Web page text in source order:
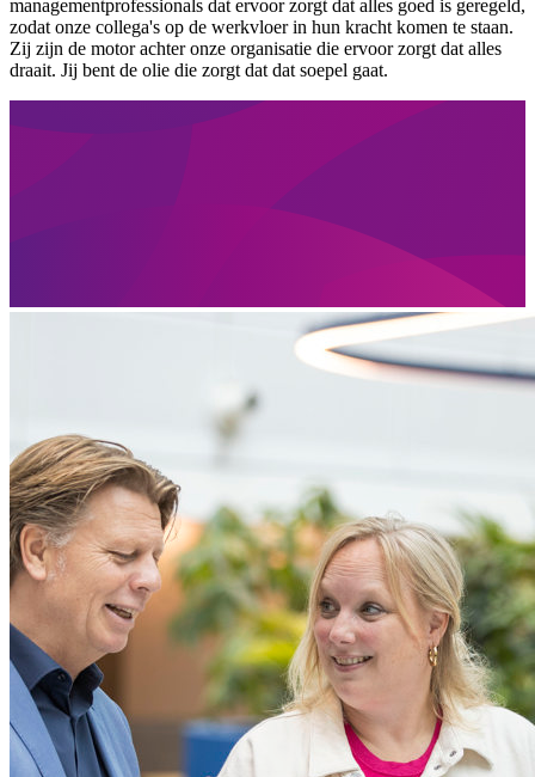
managementprofessionals dat ervoor zorgt dat alles goed is geregeld,
zodat onze collega's op de werkvloer in hun kracht komen te staan.
Zij zijn de motor achter onze organisatie die ervoor zorgt dat alles
draait. Jij bent de olie die zorgt dat dat soepel gaat.